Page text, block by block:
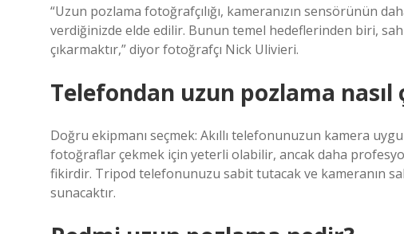
“Uzun pozlama fotoğrafçılığı, kameranızın sensörünün
verdiğinizde elde edilir. Bunun temel hedeflerinden biri,
çıkarmaktır,” diyor fotoğrafçı Nick Ulivieri.
Telefondan uzun pozlama nasıl
Doğru ekipmanı seçmek: Akıllı telefonunuzun kamera
fotoğraflar çekmek için yeterli olabilir, ancak daha
fikirdir. Tripod telefonunuzu sabit tutacak ve kameranın
sunacaktır.